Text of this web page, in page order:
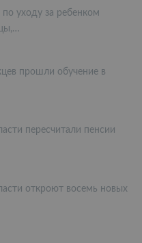
уходу за ребенком
прошли обучение в
пересчитали пенсии
откроют восемь новых